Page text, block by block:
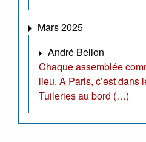
Mars 2025
André Bellon
Chaque assemblée
lieu. A Paris, c’est dans
Tuileries au bord (…)